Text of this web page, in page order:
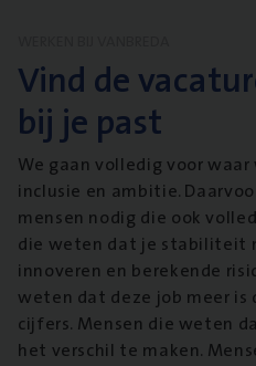
Vind de
bij je past
We gaan volledig voor
inclusie en ambitie.
mensen nodig die ook
die weten dat je stabiliteit
innoveren en berekende
weten dat deze job meer is
cijfers. Mensen die weten
het verschil te maken.